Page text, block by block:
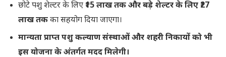
छोटे पशु शेल्टर के लिए ₹15 लाख तक और बड़े शेल्टर के लिए ₹27
लाख तकका सहयोग दिया जाएगा।
मान्यता प्राप्त पशु कल्याण संस्थाओं और शहरी निकायों को भी
इस योजना के अंतर्गत मदद मिलेगी।